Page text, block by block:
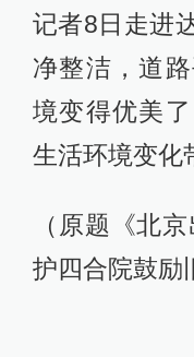
记者8日走进
净整洁，道
境变得优美
生活环境变化
（原题《北
护四合院鼓励